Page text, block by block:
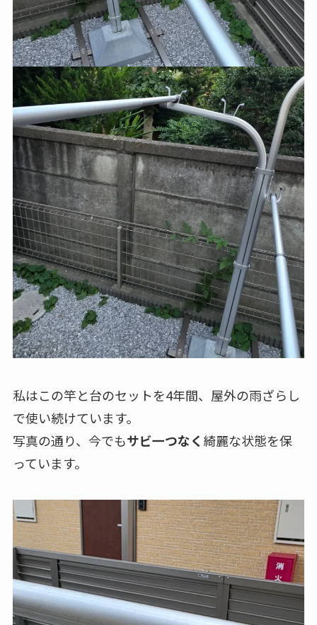
私はこの竿と台のセットを4年間、屋外の雨ざらし
で使い続けています。
写真の通り、今でもサビ一つなく綺麗な状態を保
っています。